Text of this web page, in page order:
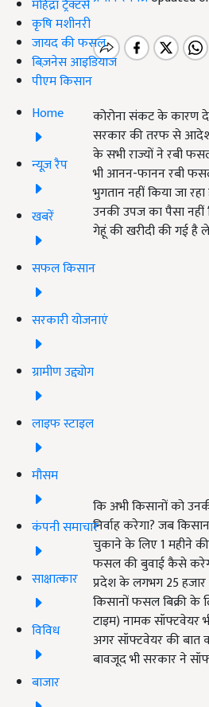
महिंद्रा ट्रैक्टर्स
कृषि मशीनरी
जायद की फसल
बिज़नेस आइडियाज
पीएम किसान
Home
न्यूज़ रैप
खबरें
सफल किसान
सरकारी योजनाएं
ग्रामीण उद्द्योग
लाइफ स्टाइल
मौसम
कंपनी समाचार
साक्षात्कार
विविध
बाजार
कोरोना संकट के कारण
सरकार की तरफ से आदेश
के सभी राज्यों ने रबी
भी आनन-फानन रबी
भुगतान नहीं किया जा
उनकी उपज का पैसा
गेहूं की खरीदी की गई है
कि अभी किसानों को
निर्वाह करेगा? जब
चुकाने के लिए 1 महीने
फसल की बुवाई कैसे
प्रदेश के लगभग 25
किसानों फसल बिक्री के
टाइम) नामक सॉफ्टवेयर
अगर सॉफ्टवेयर की बात
बावजूद भी सरकार ने